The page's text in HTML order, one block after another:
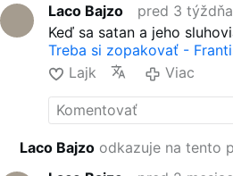
verí a
dnes ich
nechať
si, že sú
Už im
svetského
Laco Bajzo
pred 3
Keď sa satan a jeho
Treba si zopakovať -
Lajk
Viac
Laco Bajzo odkazuje na tento